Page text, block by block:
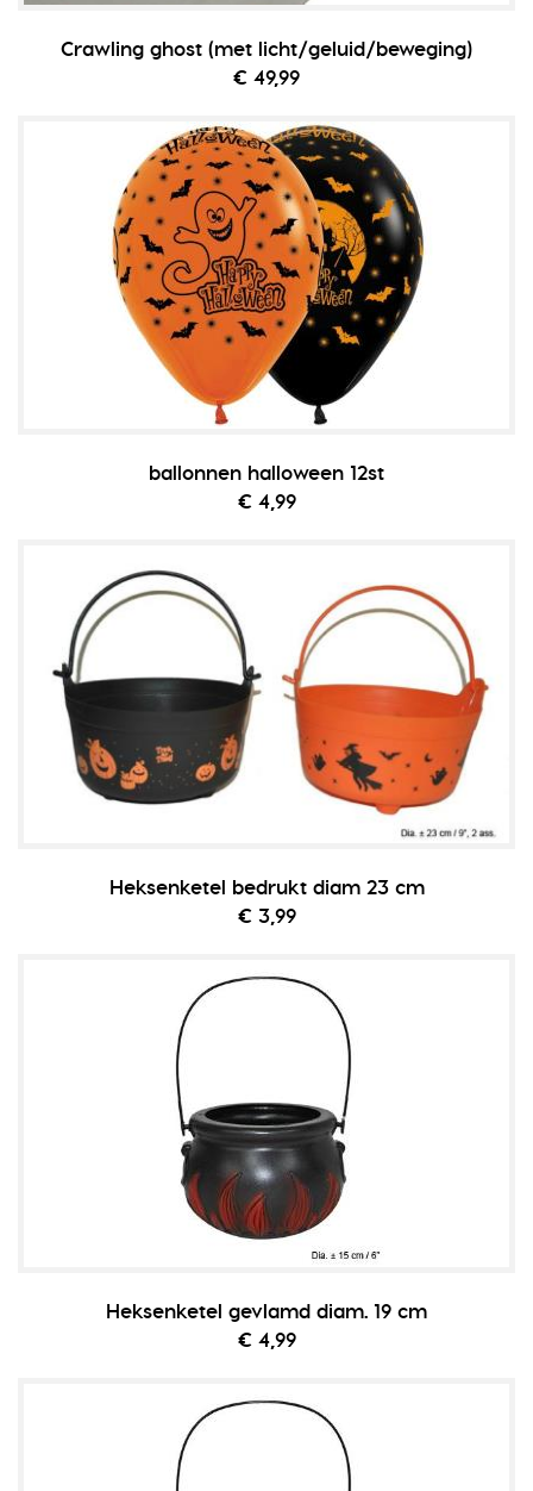
Crawling ghost (met licht/geluid/beweging)
€ 49,99
ballonnen halloween 12st
€ 4,99
Heksenketel bedrukt diam 23 cm
€ 3,99
Heksenketel gevlamd diam. 19 cm
€ 4,99